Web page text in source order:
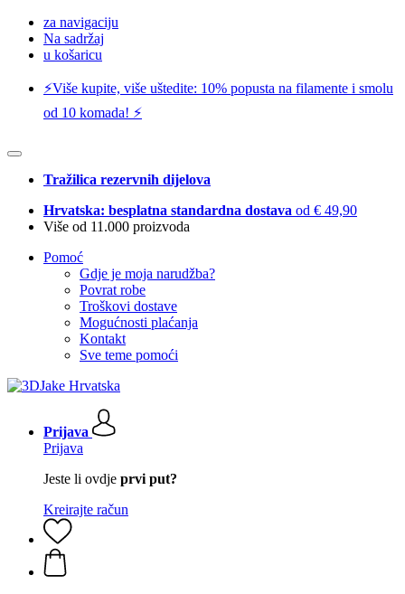
za navigaciju
Na sadržaj
u košaricu
⚡️Više kupite, više uštedite: 10% popusta na filamente i smolu
od 10 komada! ⚡️
Tražilica rezervnih dijelova
Hrvatska: besplatna standardna dostava od € 49,90
Više od 11.000 proizvoda
Pomoć
Gdje je moja narudžba?
Povrat robe
Troškovi dostave
Mogućnosti plaćanja
Kontakt
Sve teme pomoći
Prijava
Prijava
Jeste li ovdje prvi put?
Kreirajte račun